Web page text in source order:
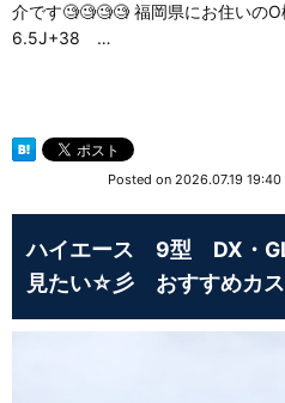
介です🧐🧐🧐🧐 福岡県にお住いの
6.5J+38 …
Posted on 2026.07.19 19:40
ハイエース 9型 DX・
見たい☆彡 おすすめカ